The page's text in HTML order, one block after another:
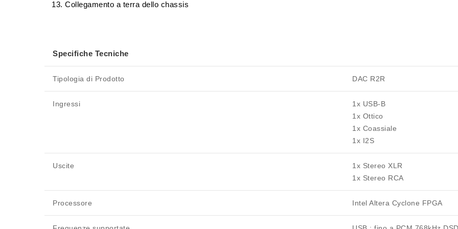
Collegamento a terra dello chassis
Specifiche Tecniche
Tipologia di Prodotto DAC R2R
Ingressi
1x USB-B
1x Ottico
1x Coassiale
1x I2S
Uscite
1x Stereo XLR
1x Stereo RCA
Processore Intel Altera Cyclone FPGA